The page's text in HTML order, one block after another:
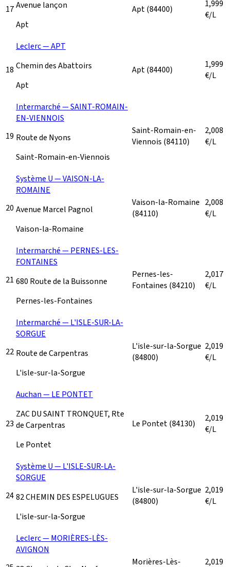
17Avenue lançon
Apt
Apt(84400)
1,999
€/L
18
Leclerc — APT
Chemin des Abattoirs
Apt
Apt(84400)
1,999
€/L
19
Intermarché — SAINT-ROMAIN-
EN-VIENNOIS
Route de Nyons
Saint-Romain-en-Viennois
Saint-Romain-en-
Viennois (84110)
2,008
€/L
20
Système U — VAISON-LA-
ROMAINE
Avenue Marcel Pagnol
Vaison-la-Romaine
Vaison-la-Romaine
(84110)
2,008
€/L
21
Intermarché — PERNES-LES-
FONTAINES
680 Route de la Buissonne
Pernes-les-Fontaines
Pernes-les-
Fontaines (84210)
2,017
€/L
22
Intermarché — L'ISLE-SUR-LA-
SORGUE
Route de Carpentras
L'isle-sur-la-Sorgue
L'isle-sur-la-Sorgue
(84800)
2,019
€/L
23
Auchan — LE PONTET
ZAC DU SAINT TRONQUET, Rte
de Carpentras
Le Pontet
Le Pontet(84130)
2,019
€/L
24
Système U — L'ISLE-SUR-LA-
SORGUE
82 CHEMIN DES ESPELUGUES
L'isle-sur-la-Sorgue
L'isle-sur-la-Sorgue
(84800)
2,019
€/L
Leclerc — MORIÈRES-LÈS-
AVIGNON
Morières-Lès-
2,019